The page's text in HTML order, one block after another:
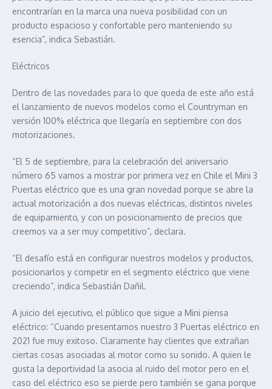
encontrarían en la marca una nueva posibilidad con un
producto espacioso y confortable pero manteniendo su
esencia”, indica Sebastián.
Eléctricos
Dentro de las novedades para lo que queda de este año está
el lanzamiento de nuevos modelos como el Countryman en
versión 100% eléctrica que llegaría en septiembre con dos
motorizaciones.
“El 5 de septiembre, para la celebración del aniversario
número 65 vamos a mostrar por primera vez en Chile el Mini 3
Puertas eléctrico que es una gran novedad porque se abre la
actual motorización a dos nuevas eléctricas, distintos niveles
de equipamiento, y con un posicionamiento de precios que
creemos va a ser muy competitivo”, declara.
“El desafío está en configurar nuestros modelos y productos,
posicionarlos y competir en el segmento eléctrico que viene
creciendo”, indica Sebastián Dañil.
A juicio del ejecutivo, el público que sigue a Mini piensa
eléctrico: “Cuando presentamos nuestro 3 Puertas eléctrico en
2021 fue muy exitoso. Claramente hay clientes que extrañan
ciertas cosas asociadas al motor como su sonido. A quien le
gusta la deportividad la asocia al ruido del motor pero en el
caso del eléctrico eso se pierde pero también se gana porque